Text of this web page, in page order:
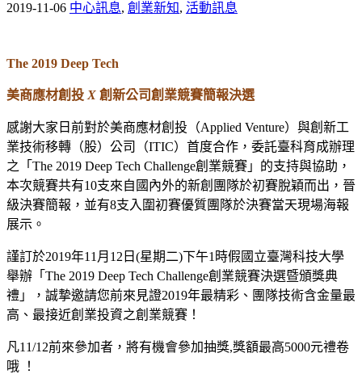
2019-11-06 中心訊息, 創業新知, 活動訊息
The 2019 Deep Tech
美商應材創投 X 創新公司創業競賽簡報決選
感謝大家日前對於美商應材創投（Applied Venture）與創新工
業技術移轉（股）公司（ITIC）首度合作，委託臺科育成辦理
之「The 2019 Deep Tech Challenge創業競賽」的支持與協助，
本次競賽共有10支來自國內外的新創團隊於初賽脫穎而出，晉
級決賽簡報，並有8支入圍初賽優質團隊於決賽當天現場海報
展示。
謹訂於2019年11月12日(星期二)下午1時假國立臺灣科技大學
舉辦「The 2019 Deep Tech Challenge創業競賽決選暨頒獎典
禮」，誠摯邀請您前來見證2019年最精彩、團隊技術含金量最
高、最接近創業投資之創業競賽！
凡11/12前來參加者，將有機會參加抽獎,獎額最高5000元禮卷
哦 ！